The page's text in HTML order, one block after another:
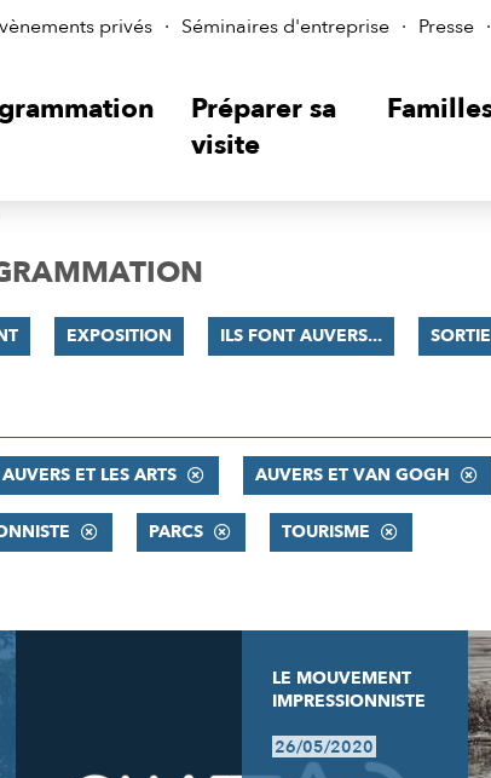
privés Séminaires d'entreprise Presse
Préparer sa
visite
EXPOSITION ILS FONT AUVERS...
AUVERS ET LES ARTS AUVERS ET VAN GOGH
PARCS TOURISME
LE MOUVEMENT
IMPRESSIONNISTE
26/05/2020